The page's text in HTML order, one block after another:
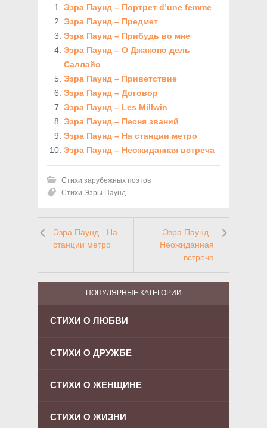
Эзра Паунд – Портрет d’une femme
Эзра Паунд – Предмет
Эзра Паунд – Прибудь во мне
Эзра Паунд – О Джакопо дель
Саллайо
Эзра Паунд – Приветствие
Эзра Паунд – Договор
Эзра Паунд – Les Millwin
Эзра Паунд – Песня званий
Эзра Паунд – На станции метро
Эзра Паунд – Неожиданная встреча
Стихи зарубежных поэтов
Стихи Эзры Паунд
Эзра Паунд - На
станции метро
Эзра Паунд -
Неожиданная
встреча
ПОПУЛЯРНЫЕ КАТЕГОРИИ
СТИХИ О ЛЮБВИ
СТИХИ О ДРУЖБЕ
СТИХИ О ЖЕНЩИНЕ
СТИХИ О ЖИЗНИ